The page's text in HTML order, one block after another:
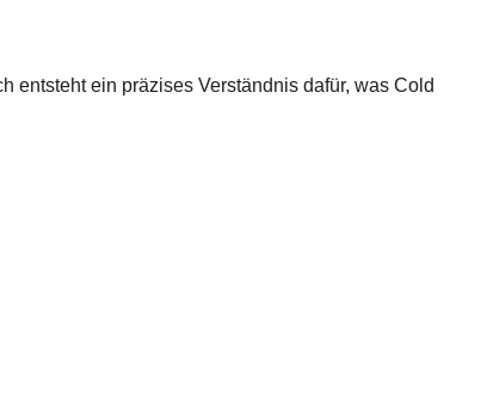
entsteht ein präzises Verständnis dafür, was Cold